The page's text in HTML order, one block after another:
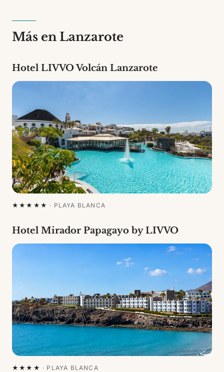
Más en Lanzarote
Hotel LIVVO Volcán Lanzarote
★★★★★ · PLAYA BLANCA
Hotel Mirador Papagayo by LIVVO
★★★★ · PLAYA BLANCA